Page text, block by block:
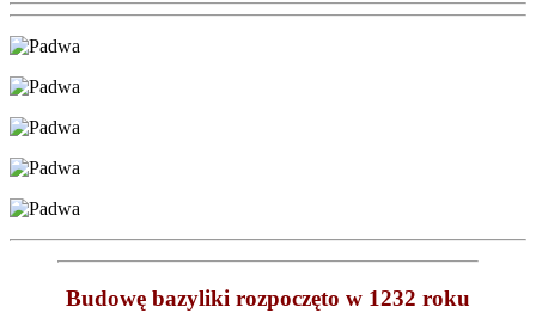
Budowę bazyliki rozpoczęto w 1232 roku